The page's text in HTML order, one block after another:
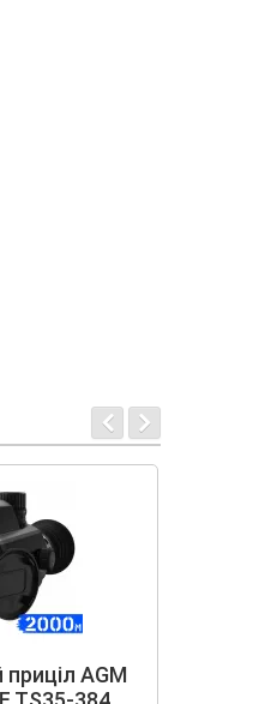
приціл AGM